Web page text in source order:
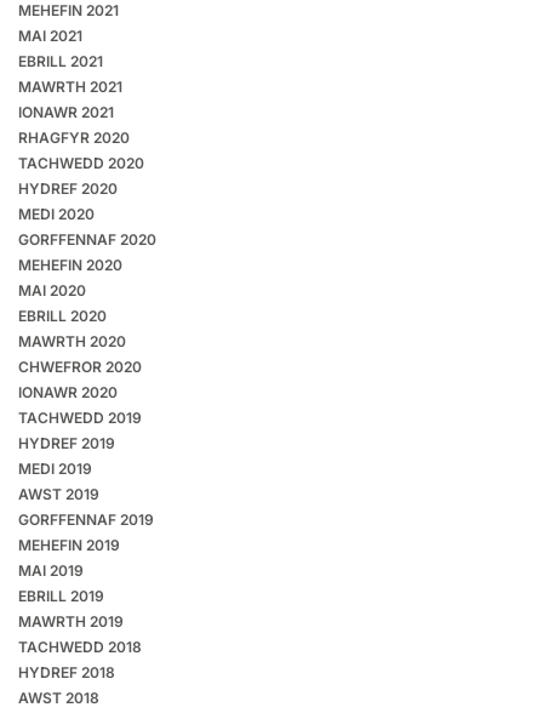
MEHEFIN 2021
MAI 2021
EBRILL 2021
MAWRTH 2021
IONAWR 2021
RHAGFYR 2020
TACHWEDD 2020
HYDREF 2020
MEDI 2020
GORFFENNAF 2020
MEHEFIN 2020
MAI 2020
EBRILL 2020
MAWRTH 2020
CHWEFROR 2020
IONAWR 2020
TACHWEDD 2019
HYDREF 2019
MEDI 2019
AWST 2019
GORFFENNAF 2019
MEHEFIN 2019
MAI 2019
EBRILL 2019
MAWRTH 2019
TACHWEDD 2018
HYDREF 2018
AWST 2018